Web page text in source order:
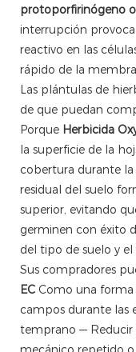
protoporfirinógeno
interrupción
reactivo en las
rápido de la
Las plántulas de
de que puedan
Porque Herbicida
la superficie de la
cobertura durante
residual del suelo
superior, evitando
germinen con éxito
del tipo de suelo y el
Sus compradores
EC Como una
campos durante las
temprano — Reducir